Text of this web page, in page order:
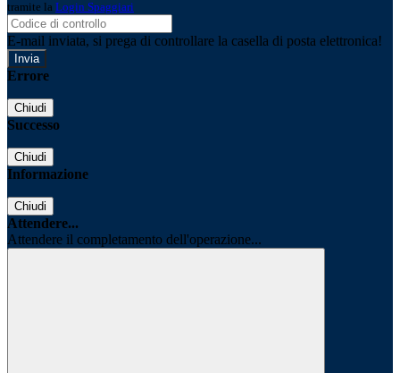
tramite la Login Spaggiari
E-mail inviata, si prega di controllare la casella di posta elettronica!
Errore
Chiudi
Successo
Chiudi
Informazione
Chiudi
Attendere...
Attendere il completamento dell'operazione...